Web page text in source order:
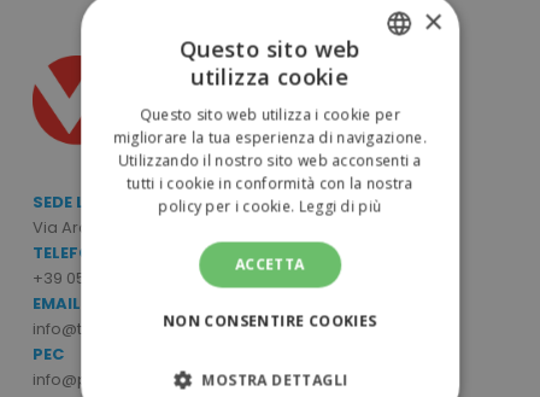
SEDE LEGALE E OPERATIVA
Via Archimede Bellatalla, 7/9 - 56121 Ospedaletto (PI)
TELEFONO
+39 050 6390770
EMAIL
info@tuttodapersonalizzare.it
PEC
info@pec.mcpromo.it
ENGLISH
×
Questo sito web
utilizza cookie
Questo sito web utilizza i cookie per
migliorare la tua esperienza di navigazione.
Utilizzando il nostro sito web acconsenti a
tutti i cookie in conformità con la nostra
policy per i cookie. Leggi di più
ACCETTA
NON CONSENTIRE COOKIES
MOSTRA DETTAGLI